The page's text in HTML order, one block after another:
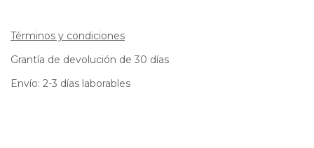
Términos y condiciones
Grantía de devolución de 30 días
Envío: 2-3 días laborables